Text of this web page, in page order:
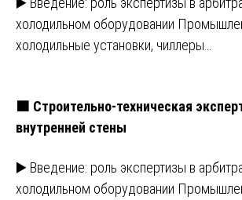
холодильном оборудовании
холодильные установки, чиллеры…
🟧 Строительно-техническая
внутренней стены
▶️ Введение: роль экспертизы в
холодильном оборудовании